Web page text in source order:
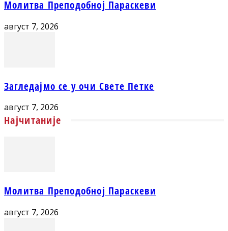
Молитва Преподобној Параскеви
август 7, 2026
Загледајмо се у очи Свете Петке
август 7, 2026
Најчитаније
Молитва Преподобној Параскеви
август 7, 2026